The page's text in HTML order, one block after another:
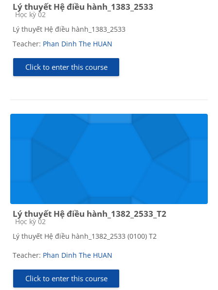
Lý thuyết Hệ điều hành_1383_2533
Course category
Học kỳ 02
Lý thuyết Hệ điều hành_1383_2533
Teacher: Phan Dinh The HUAN
Click to enter this course
Lý thuyết Hệ điều hành_1382_2533_T2
Course category
Học kỳ 02
Lý thuyết Hệ điều hành_1382_2533 (0100) T2
Teacher: Phan Dinh The HUAN
Click to enter this course